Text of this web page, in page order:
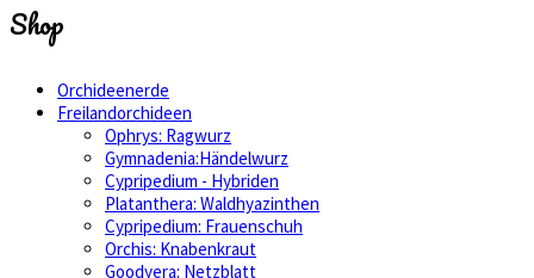
Shop
Orchideenerde
Freilandorchideen
Ophrys: Ragwurz
Gymnadenia:Händelwurz
Cypripedium - Hybriden
Platanthera: Waldhyazinthen
Cypripedium: Frauenschuh
Orchis: Knabenkraut
Goodyera: Netzblatt